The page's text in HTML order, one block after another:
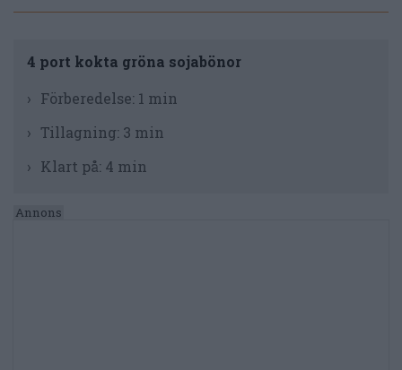
4 port kokta gröna sojabönor
Förberedelse: 1 min
Tillagning: 3 min
Klart på: 4 min